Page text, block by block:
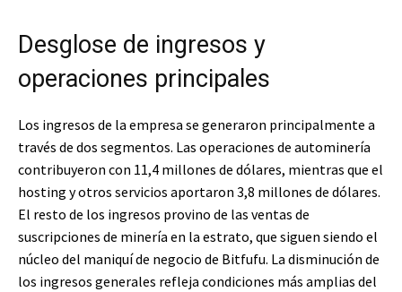
Desglose de ingresos y
operaciones principales
Los ingresos de la empresa se generaron principalmente a
través de dos segmentos. Las operaciones de autominería
contribuyeron con 11,4 millones de dólares, mientras que el
hosting y otros servicios aportaron 3,8 millones de dólares.
El resto de los ingresos provino de las ventas de
suscripciones de minería en la estrato, que siguen siendo el
núcleo del maniquí de negocio de Bitfufu. La disminución de
los ingresos generales refleja condiciones más amplias del